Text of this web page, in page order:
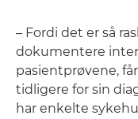
– Fordi det er så
dokumentere
pasientprøvene,
tidligere for sin
har enkelte